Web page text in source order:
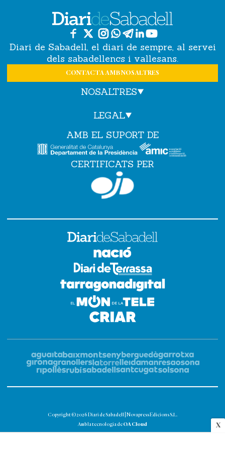
X
Diari de Sabadell, el diari de sempre, al servei
dels sabadellencs i vallesans.
CONTACTA AMB NOSALTRES
NOSALTRES
LEGAL
AMB EL SUPORT DE
CERTIFICATS PER
Copyright © 2026 Diari de Sabadell | Novapress Edicions S.L.
Amb la tecnologia de OA Cloud